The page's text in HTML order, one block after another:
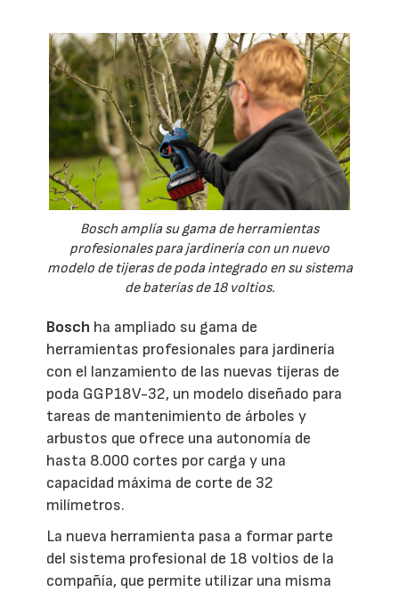
Bosch amplía su gama de herramientas
profesionales para jardinería con un nuevo
modelo de tijeras de poda integrado en su sistema
de baterías de 18 voltios.
Bosch ha ampliado su gama de
herramientas profesionales para jardinería
con el lanzamiento de las nuevas tijeras de
poda GGP18V-32, un modelo diseñado para
tareas de mantenimiento de árboles y
arbustos que ofrece una autonomía de
hasta 8.000 cortes por carga y una
capacidad máxima de corte de 32
milímetros.
La nueva herramienta pasa a formar parte
del sistema profesional de 18 voltios de la
compañía, que permite utilizar una misma